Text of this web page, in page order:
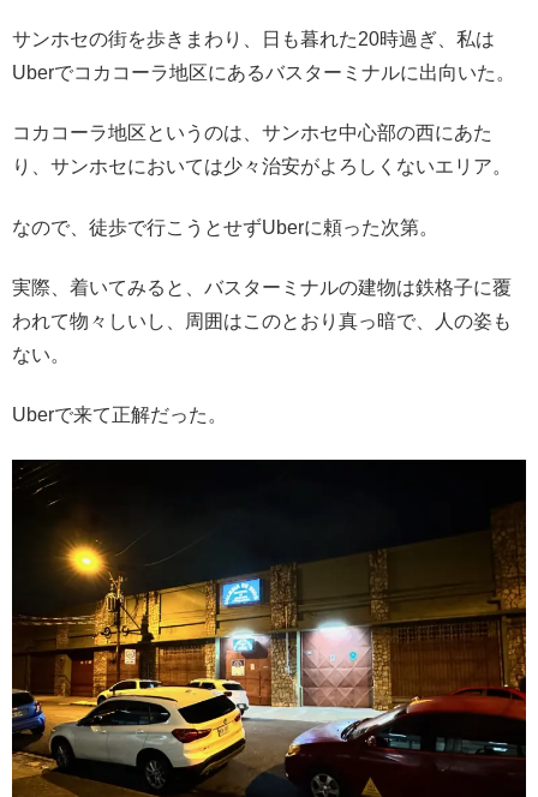
サンホセの街を歩きまわり、日も暮れた20時過ぎ、私は
Uberでコカコーラ地区にあるバスターミナルに出向いた。
コカコーラ地区というのは、サンホセ中心部の西にあた
り、サンホセにおいては少々治安がよろしくないエリア。
なので、徒歩で行こうとせずUberに頼った次第。
実際、着いてみると、バスターミナルの建物は鉄格子に覆
われて物々しいし、周囲はこのとおり真っ暗で、人の姿も
ない。
Uberで来て正解だった。